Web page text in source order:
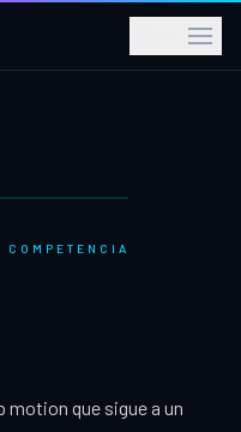
COMPETENCIA
que sigue a un